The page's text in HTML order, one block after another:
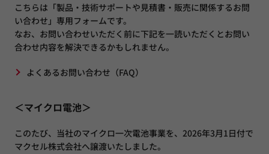
こちらは「製品・技術サポートや見積書・販売に関係するお問
い合わせ」専用フォームです。
なお、お問い合わせいただく前に下記を一読いただくとお問い
合わせ内容を解決できるかもしれません。
よくあるお問い合わせ（FAQ）
＜マイクロ電池＞
このたび、当社のマイクロ一次電池事業を、2026年3月1日付で
マクセル株式会社へ譲渡いたしました。